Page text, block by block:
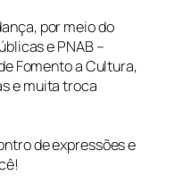
por meio do
e PNAB –
Fomento a Cultura,
e muita troca
de expressões e